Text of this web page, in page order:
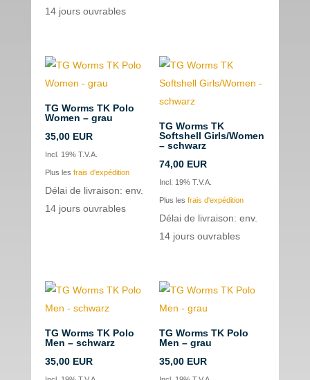
14 jours ouvrables
TG Worms TK Polo
Women – grau
35,00EUR
Incl. 19% T.V.A.
Plus les frais d'expédition
Délai de livraison: env.
14 jours ouvrables
TG Worms TK
Softshell Girls/Women
– schwarz
74,00 EUR
Incl. 19% T.V.A.
Plus lesfrais d'expédition
Délai de livraison: env.
14 jours ouvrables
TG Worms TK Polo
Men – schwarz
35,00EUR
TG Worms TK Polo
Men – grau
35,00 EUR